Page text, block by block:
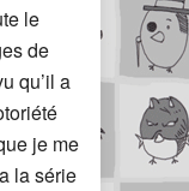
le
de
qu’il a
je me
la série